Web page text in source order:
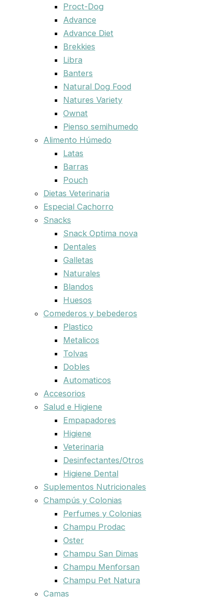
Proct-Dog
Advance
Advance Diet
Brekkies
Libra
Banters
Natural Dog Food
Natures Variety
Ownat
Pienso semihumedo
Alimento Húmedo
Latas
Barras
Pouch
Dietas Veterinaria
Especial Cachorro
Snacks
Snack Optima nova
Dentales
Galletas
Naturales
Blandos
Huesos
Comederos y bebederos
Plastico
Metalicos
Tolvas
Dobles
Automaticos
Accesorios
Salud e Higiene
Empapadores
Higiene
Veterinaria
Desinfectantes/Otros
Higiene Dental
Suplementos Nutricionales
Champús y Colonias
Perfumes y Colonias
Champu Prodac
Oster
Champu San Dimas
Champu Menforsan
Champu Pet Natura
Camas